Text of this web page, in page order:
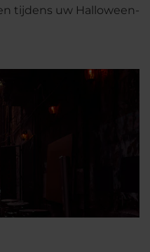
tijdens uw Halloween-